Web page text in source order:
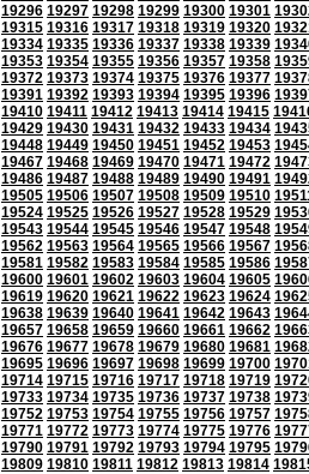
19296 19297 19298 19299 19300 19301
19315 19316 19317 19318 19319 19320
19334 19335 19336 19337 19338 19339
19353 19354 19355 19356 19357 19358
19372 19373 19374 19375 19376 19377
19391 19392 19393 19394 19395 19396
19410 19411 19412 19413 19414 19415
19429 19430 19431 19432 19433 19434
19448 19449 19450 19451 19452 19453
19467 19468 19469 19470 19471 19472
19486 19487 19488 19489 19490 19491
19505 19506 19507 19508 19509 19510
19524 19525 19526 19527 19528 19529
19543 19544 19545 19546 19547 19548
19562 19563 19564 19565 19566 19567
19581 19582 19583 19584 19585 19586
19600 19601 19602 19603 19604 19605
19619 19620 19621 19622 19623 19624
19638 19639 19640 19641 19642 19643
19657 19658 19659 19660 19661 19662
19676 19677 19678 19679 19680 19681
19695 19696 19697 19698 19699 19700
19714 19715 19716 19717 19718 19719
19733 19734 19735 19736 19737 19738
19752 19753 19754 19755 19756 19757
19771 19772 19773 19774 19775 19776
19790 19791 19792 19793 19794 19795
19809 19810 19811 19812 19813 19814